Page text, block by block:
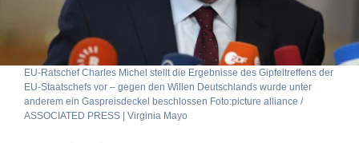
EU-Ratschef Charles Michel stellt die Ergebnisse des Gipfeltreffens der
EU-Staatschefs vor – gegen den Willen Deutschlands wurde unter
anderem ein Gaspreisdeckel beschlossen Foto:picture alliance /
ASSOCIATED PRESS | Virginia Mayo